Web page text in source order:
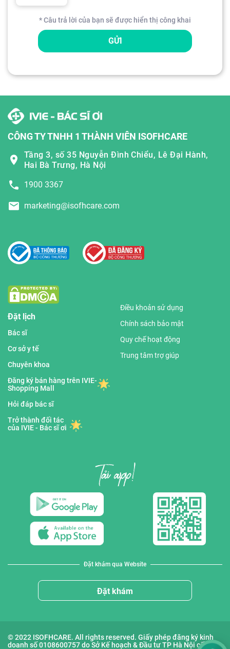
* Câu trả lời của bạn sẽ được hiển thị công khai
GỬI
CÔNG TY TNHH 1 THÀNH VIÊN ISOFHCARE
Tầng 3, số 35 Nguyễn Đình Chiểu, Lê Đại Hành,
Hai Bà Trưng, Hà Nội
1900 3367
marketing@isofhcare.com
Đặt lịch
Bác sĩ
Cơ sở y tế
Chuyên khoa
Đăng ký bán hàng trên IVIE-
Shopping Mall
Hỏi đáp bác sĩ
Trở thành đối tác
của IVIE - Bác sĩ ơi
Điều khoản sử dụng
Chính sách bảo mật
Quy chế hoạt động
Trung tâm trợ giúp
Đặt khám qua Website
Đặt khám
© 2022 ISOFHCARE. All rights reserved. Giấy phép đăng ký kinh
doanh số 0108600757 do Sở Kế hoạch & Đầu tư TP Hà Nội cấp lần